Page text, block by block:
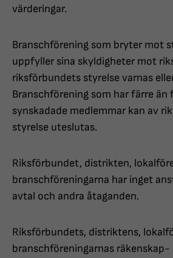
värderingar.
Branschförening som bryter mot
uppfyller sina skyldigheter mot
riksförbundets styrelse varnas
Branschförening som har färre än
synskadade medlemmar kan av
styrelse uteslutas.
Riksförbundet, distrikten,
branschföreningarna har inget
avtal och andra åtaganden.
Riksförbundets, distriktens,
branschföreningarnas räkenskap-